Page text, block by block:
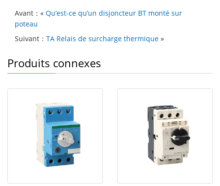
at
s
A
p
p
c
b
o
o
k
C
at
k
dI
n
c
b
o
ta
er
Avant：« Qu’est-ce qu’un disjoncteur BT monté sur
poteau
Suivant： TA Relais de surcharge thermique »
Produits connexes